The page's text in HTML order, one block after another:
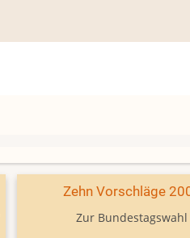
Zehn Vorschläge
Zur Bundestagswahl